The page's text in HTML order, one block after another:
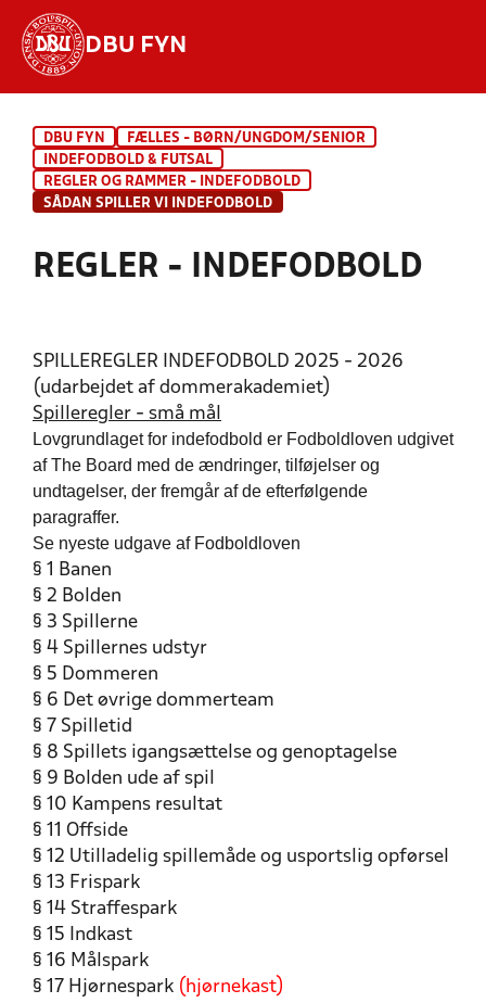
DBU FYN
STILLINGER, RESULTATER, KLUBBER OG
DBU FYN
FÆLLES - BØRN/UNGDOM/SENIOR
INDEFODBOLD & FUTSAL
REGLER OG RAMMER - INDEFODBOLD
SÅDAN SPILLER VI INDEFODBOLD
REGLER - INDEFODBOLD
SPILLEREGLER INDEFODBOLD 2025 - 2026
(udarbejdet af dommerakademiet)
Spilleregler - små mål
Lovgrundlaget for indefodbold er Fodboldloven udgivet
af The Board med de ændringer, tilføjelser og
undtagelser, der fremgår af de efterfølgende
paragraffer.
Se nyeste udgave af Fodboldloven
§ 1 Banen
§ 2 Bolden
§ 3 Spillerne
§ 4 Spillernes udstyr
§ 5 Dommeren
§ 6 Det øvrige dommerteam
§ 7 Spilletid
§ 8 Spillets igangsættelse og genoptagelse
§ 9 Bolden ude af spil
§ 10 Kampens resultat
§ 11 Offside
§ 12 Utilladelig spillemåde og usportslig opførsel
§ 13 Frispark
§ 14 Straffespark
§ 15 Indkast
§ 16 Målspark
§ 17 Hjørnespark (hjørnekast)